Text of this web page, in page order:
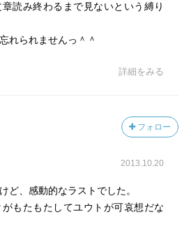
読み終わるまで見ないという縛り
れられませんっ＾＾
詳細をみる
フォロー
2013.10.20
ど、感動的なラストでした。
もたもたしてユウトが可哀想だな